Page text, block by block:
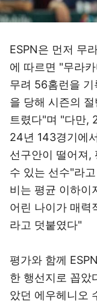
ESPN은 먼저 무
에 따르면 "무라
무려 56홈런을
을 당해 시즌의
트렸다"며 "다만,
24년 143경기에
선구안이 떨어져,
수 있는 선수"라
비는 평균 이하이
어린 나이가 매력
라고 덧붙였다"
평가와 함께
한 행선지로 꼽았
았던 에우헤니오